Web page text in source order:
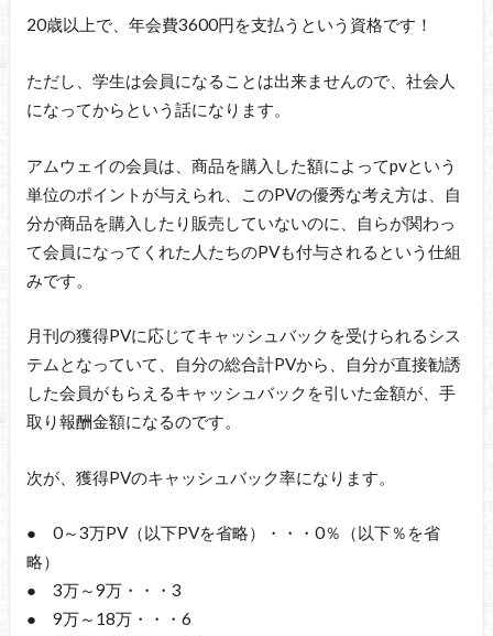
20歳以上で、年会費3600円を支払うという資格です！
ただし、学生は会員になることは出来ませんので、社会人
になってからという話になります。
アムウェイの会員は、商品を購入した額によってpvという
単位のポイントが与えられ、このPVの優秀な考え方は、自
分が商品を購入したり販売していないのに、自らが関わっ
て会員になってくれた人たちのPVも付与されるという仕組
みです。
月刊の獲得PVに応じてキャッシュバックを受けられるシス
テムとなっていて、自分の総合計PVから、自分が直接勧誘
した会員がもらえるキャッシュバックを引いた金額が、手
取り報酬金額になるのです。
次が、獲得PVのキャッシュバック率になります。
● 0～3万PV（以下PVを省略）・・・0％（以下％を省
略）
● 3万～9万・・・3
● 9万～18万・・・6